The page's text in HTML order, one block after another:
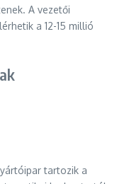
A vezetői
a 12-15 millió
tartozik a